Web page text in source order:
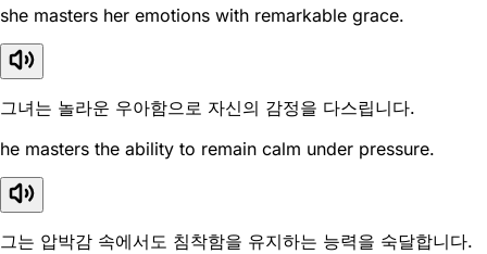
she masters her emotions with remarkable grace.
그녀는 놀라운 우아함으로 자신의 감정을 다스립니다.
he masters the ability to remain calm under pressure.
그는 압박감 속에서도 침착함을 유지하는 능력을 숙달합니다.